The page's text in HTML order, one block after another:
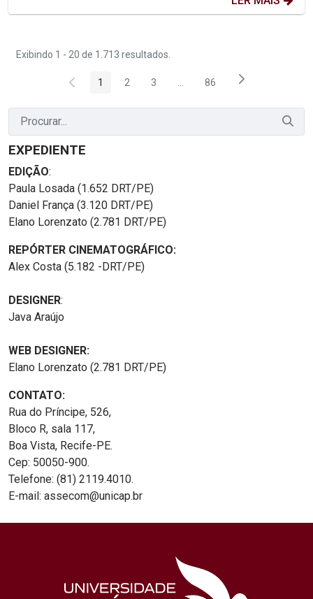
Exibindo 1 - 20 de 1.713 resultados.
Página
1 Página
2 Página
3 Páginas intermediárias Usar
Página
86
EXPEDIENTE
EDIÇÃO:
Paula Losada (1.652 DRT/PE)
Daniel França (3.120 DRT/PE)
Elano Lorenzato (2.781 DRT/PE)
REPÓRTER CINEMATOGRÁFICO:
Alex Costa (5.182 -DRT/PE)
DESIGNER:
Java Araújo
WEB DESIGNER:
Elano Lorenzato (2.781 DRT/PE)
CONTATO:
Rua do Príncipe, 526,
Bloco R, sala 117,
Boa Vista, Recife-PE.
Cep: 50050-900.
Telefone: (81) 2119.4010.
E-mail: assecom@unicap.br